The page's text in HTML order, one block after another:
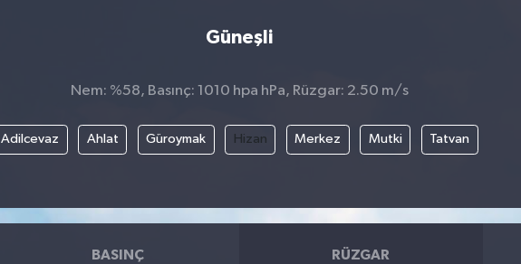
Güneşli
Nem: %58, Basınç: 1010 hpa hPa, Rüzgar: 2.50 m/s
Adilcevaz Ahlat Güroymak Hizan Merkez Mutki Tatvan
BASINÇ RÜZGAR